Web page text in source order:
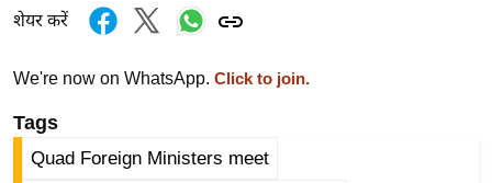
रं
न
ग
त
शेयर करें
We're now on WhatsApp. Click to join.
Tags
Quad Foreign Ministers meet